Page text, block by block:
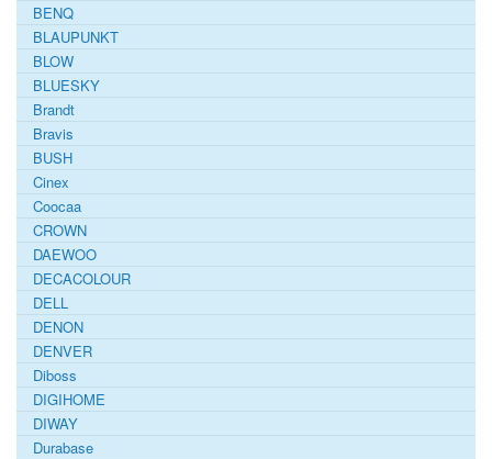
BENQ
BLAUPUNKT
BLOW
BLUESKY
Brandt
Bravis
BUSH
Cinex
Coocaa
CROWN
DAEWOO
DECACOLOUR
DELL
DENON
DENVER
Diboss
DIGIHOME
DIWAY
Durabase